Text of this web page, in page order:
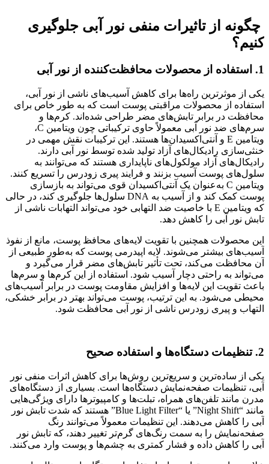
چگونه از تاثیرات منفی نور آبی جلوگیری
کنیم؟
1. استفاده از محصولات محافظت‌کننده از نور آبی
یکی از موثرترین راه‌ها برای کاهش آسیب‌های ناشی از نور آبی،
استفاده از محصولات مراقبتی پوست است که به طور خاص برای
محافظت در برابر تابش‌های مضر طراحی شده‌اند. کرم‌ها و
سرم‌های ضد نور آبی معمولاً حاوی ترکیباتی چون ویتامین C،
ویتامین E و آنتی‌اکسیدان‌ها هستند. این ترکیبات نقش مهمی در
خنثی‌سازی رادیکال‌های آزاد تولید شده توسط نور آبی دارند.
رادیکال‌های آزاد مولکول‌های ناپایداری هستند که می‌توانند به
سلول‌های پوست آسیب بزنند و فرایند پیری زودرس را تسریع کنند.
ویتامین C به‌عنوان یک آنتی‌اکسیدان قوی می‌تواند به بازسازی
پوست کمک کند و از آسیب به DNA سلول‌ها جلوگیری کند، در حالی
که ویتامین E با خاصیت ضد التهابی خود می‌تواند التهابات ناشی از
تابش نور آبی را کاهش دهد.
این محصولات همچنین با تقویت لایه‌های محافظ پوست، مانع از نفوذ
آسیب‌های بیشتر می‌شوند. لایه اپیدرمی پوست که به‌طور طبیعی از
آن محافظت می‌کند، تحت تأثیر تابش‌های مضر قرار می‌گیرد و
می‌تواند به راحتی دچار آسیب شود. استفاده از این کرم‌ها و سرم‌ها
باعث تقویت این لایه‌ها و افزایش مقاومت پوست در برابر آسیب‌های
محیطی می‌شود. به این ترتیب، پوست می‌تواند بهتر در برابر خشکی،
التهاب و پیری زودرس ناشی از نور آبی محافظت شود.
2. تنظیمات دستگاه‌ها و استفاده صحیح
یکی از ساده‌ترین و سریع‌ترین روش‌ها برای کاهش اثرات منفی نور
آبی، تنظیمات صفحه‌نمایش دستگاه‌ها است. بسیاری از دستگاه‌های
مدرن مانند تلفن‌های همراه، تبلت‌ها و کامپیوترها دارای ویژگی‌هایی
مانند “Night Shift” یا “Blue Light Filter” هستند که شدت تابش نور
آبی را کاهش می‌دهند. این تنظیمات معمولاً می‌توانند رنگ
صفحه‌نمایش را به سمت رنگ‌های گرم‌تر تغییر دهند، که تابش نور
آبی را کاهش داده و فشار کمتری به چشم‌ها و پوست وارد می‌کنند.